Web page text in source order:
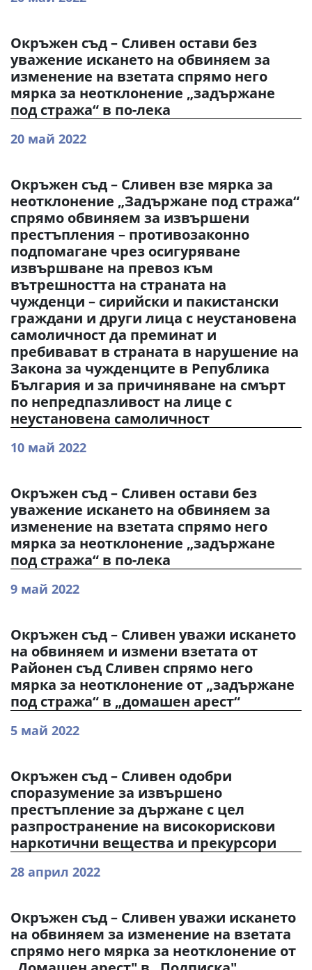
Окръжен съд – Сливен остави без
уважение искането на обвиняем за
изменение на взетата спрямо него
мярка за неотклонение „задържане
под стража“ в по-лека
20 май 2022
Окръжен съд – Сливен взе мярка за
неотклонение „Задържане под стража“
спрямо обвиняем за извършени
престъпления – противозаконно
подпомагане чрез осигуряване
извършване на превоз към
вътрешността на страната на
чужденци – сирийски и пакистански
граждани и други лица с неустановена
самоличност да преминат и
пребивават в страната в нарушение на
Закона за чужденците в Република
България и за причиняване на смърт
по непредпазливост на лице с
неустановена самоличност
10 май 2022
Окръжен съд – Сливен остави без
уважение искането на обвиняем за
изменение на взетата спрямо него
мярка за неотклонение „задържане
под стража“ в по-лека
9 май 2022
Окръжен съд – Сливен уважи искането
на обвиняем и измени взетата от
Районен съд Сливен спрямо него
мярка за неотклонение от „задържане
под стража“ в „домашен арест“
5 май 2022
Окръжен съд – Сливен одобри
споразумение за извършено
престъпление за държане с цел
разпространение на високорискови
наркотични вещества и прекурсори
28 април 2022
Окръжен съд – Сливен уважи искането
на обвиняем за изменение на взетата
спрямо него мярка за неотклонение от